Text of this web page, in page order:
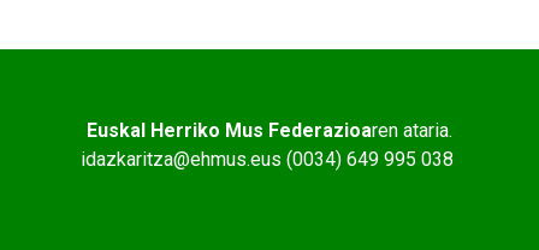
Euskal Herriko Mus Federazioaren ataria.
idazkaritza@ehmus.eus (0034) 649 995 038